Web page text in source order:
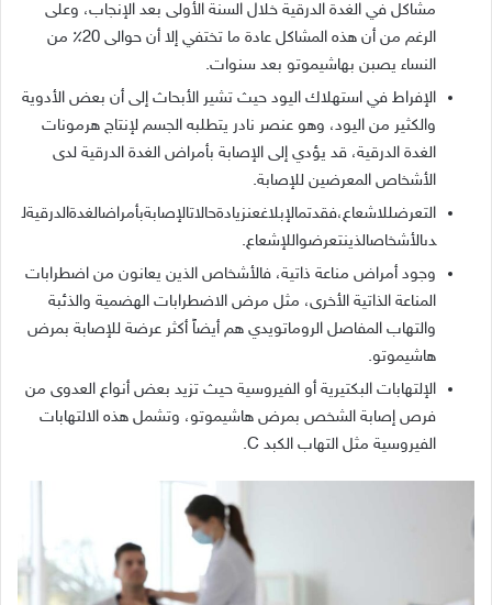
مشاكل في الغدة الدرقية خلال السنة الأولى بعد الإنجاب، وعلى
الرغم من أن هذه المشاكل عادة ما تختفي إلا أن حوالى
٪ من
النساء يصبن بهاشيموتو بعد سنوات.
الإفراط في استهلاك اليود حيث تشير الأبحاث إلى أن بعض الأدوية
والكثير من اليود، وهو عنصر نادر يتطلبه الجسم لإنتاج هرمونات
الغدة الدرقية، قد يؤدي إلى الإصابة بأمراض الغدة الدرقية لدى
الأشخاص المعرضين للإصابة.
التعرضللاشعاع،فقدتمالإبلاغعنزيادةحالاتالإصابةبأمراضالغدةالدرقيةل
دىالأشخاصالذينتعرضواللإشعاع.
وجود أمراض مناعة ذاتية، فالأشخاص الذين يعانون من اضطرابات
المناعة الذاتية الأخرى، مثل مرض الاضطرابات الهضمية والذئبة
والتهاب المفاصل الروماتويدي هم أيضاً أكثر عرضة للإصابة بمرض
هاشيموتو.
الإلتهابات البكتيرية أو الفيروسية حيث تزيد بعض أنواع العدوى من
فرص إصابة الشخص بمرض هاشيموتو، وتشمل هذه الالتهابات
الفيروسية مثل التهاب الكبد